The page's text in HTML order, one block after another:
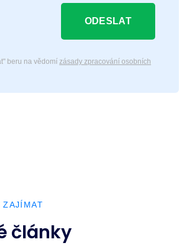
ODESLAT
beru na vědomí zásady zpracování osobních
ZAJÍMAT
články